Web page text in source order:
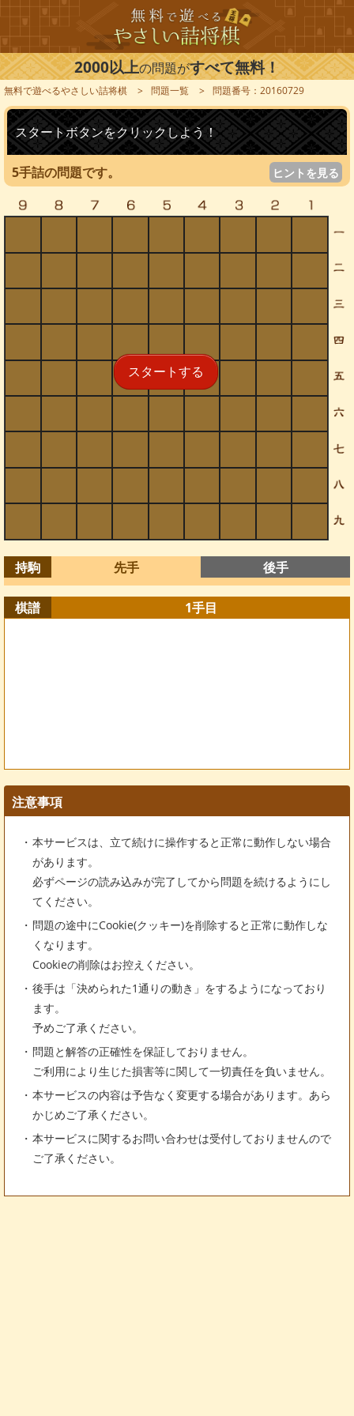
2000以上の問題がすべて無料！
無料で遊べるやさしい詰将棋 問題一覧 問題番号：20160729
スタートボタンをクリックしよう！
5手詰の問題です。 ヒントを見る
スタートする
持駒 先手 後手
棋譜 1手目
注意事項
本サービスは、立て続けに操作すると正常に動作しない場合
があります。
必ずページの読み込みが完了してから問題を続けるようにし
てください。
問題の途中にCookie(クッキー)を削除すると正常に動作しな
くなります。
Cookieの削除はお控えください。
後手は「決められた1通りの動き」をするようになっており
ます。
予めご了承ください。
問題と解答の正確性を保証しておりません。
ご利用により生じた損害等に関して一切責任を負いません。
本サービスの内容は予告なく変更する場合があります。あら
かじめご了承ください。
本サービスに関するお問い合わせは受付しておりませんので
ご了承ください。